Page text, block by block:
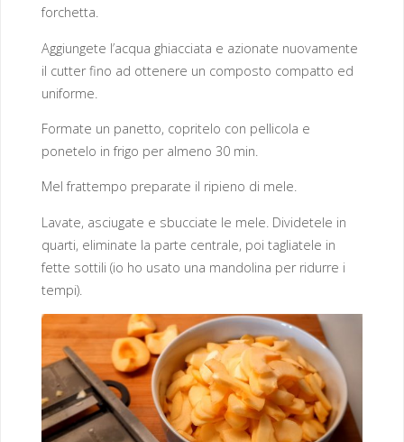
forchetta.
Aggiungete l’acqua ghiacciata e azionate nuovamente
il cutter fino ad ottenere un composto compatto ed
uniforme.
Formate un panetto, copritelo con pellicola e
ponetelo in frigo per almeno 30 min.
Mel frattempo preparate il ripieno di mele.
Lavate, asciugate e sbucciate le mele. Dividetele in
quarti, eliminate la parte centrale, poi tagliatele in
fette sottili (io ho usato una mandolina per ridurre i
tempi).